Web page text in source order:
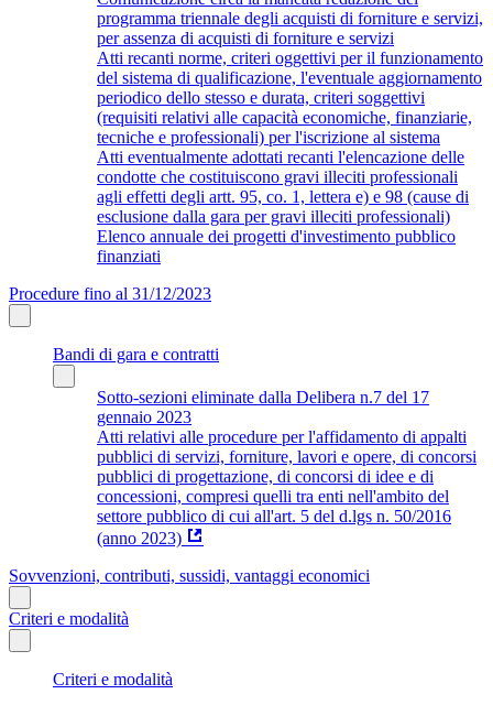
programma triennale degli acquisti di forniture e servizi,
per assenza di acquisti di forniture e servizi
Atti recanti norme, criteri oggettivi per il funzionamento
del sistema di qualificazione, l'eventuale aggiornamento
periodico dello stesso e durata, criteri soggettivi
(requisiti relativi alle capacità economiche, finanziarie,
tecniche e professionali) per l'iscrizione al sistema
Atti eventualmente adottati recanti l'elencazione delle
condotte che costituiscono gravi illeciti professionali
agli effetti degli artt. 95, co. 1, lettera e) e 98 (cause di
esclusione dalla gara per gravi illeciti professionali)
Elenco annuale dei progetti d'investimento pubblico
finanziati
Procedure fino al 31/12/2023
Bandi di gara e contratti
Sotto-sezioni eliminate dalla Delibera n.7 del 17
gennaio 2023
Atti relativi alle procedure per l'affidamento di appalti
pubblici di servizi, forniture, lavori e opere, di concorsi
pubblici di progettazione, di concorsi di idee e di
concessioni, compresi quelli tra enti nell'ambito del
settore pubblico di cui all'art. 5 del d.lgs n. 50/2016
(anno 2023)
Sovvenzioni, contributi, sussidi, vantaggi economici
Criteri e modalità
Criteri e modalità